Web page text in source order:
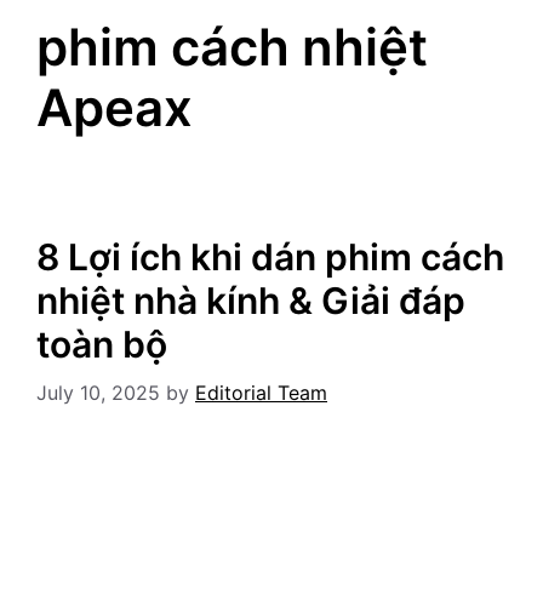
phim cách nhiệt
Apeax
8 Lợi ích khi dán phim cách
nhiệt nhà kính & Giải đáp
toàn bộ
July 10, 2025 by Editorial Team